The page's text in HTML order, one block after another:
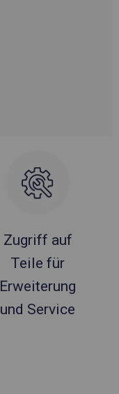
Zugriff auf
Teile für
Erweiterung
und Service